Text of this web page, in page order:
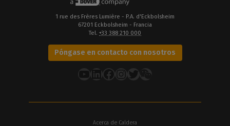
1 rue des Frères Lumière - P.A. d'Eckbolsheim
67201 Eckbolsheim - Francia
Tel. +33 388 210 000
Póngase en contacto con nosotros
YouTube
LinkedIn
Facebook
Instagram
Twitter
Acerca de Caldera